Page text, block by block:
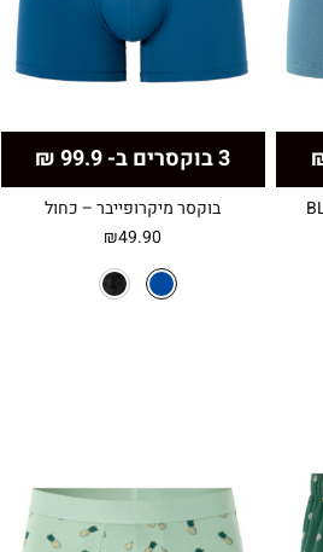
3 בוקסרים ב- 99.9 ₪
בוקסר מיקרופייבר – כחול
₪49.90